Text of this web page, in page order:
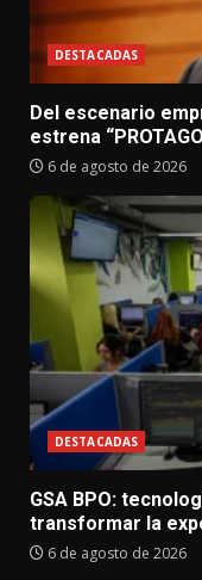
DESTACADAS
Del escenario
estrena
6 de agosto de 2026
DESTACADAS
GSA BPO:
transformar la
6 de agosto de 2026